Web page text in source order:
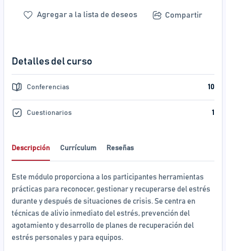
Descripción Currículum Reseñas
Este módulo proporciona a los participantes herramientas
prácticas para reconocer, gestionar y recuperarse del estrés
durante y después de situaciones de crisis. Se centra en
técnicas de alivio inmediato del estrés, prevención del
agotamiento y desarrollo de planes de recuperación del
estrés personales y para equipos.
Agregar a la lista de deseos Compartir
Detalles del curso
Conferencias 10
Cuestionarios 1